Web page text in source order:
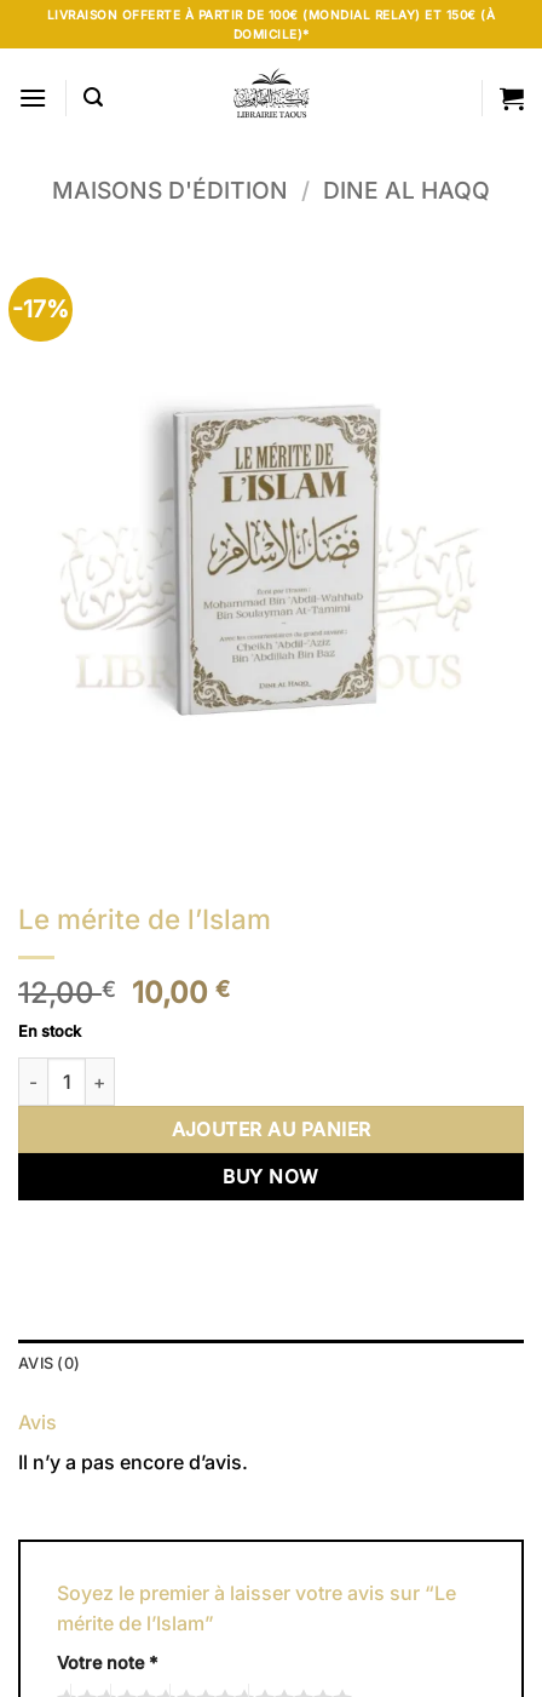
Passer
au
contenu
LIVRAISON OFFERTE À PARTIR DE 100€ (MONDIAL RELAY) ET 150€ (À
DOMICILE)*
MAISONS D'ÉDITION / DINE AL HAQQ
-17%
Le mérite de l’Islam
12,00€
Le
prix
12,00 €.
10,00€Le
10,00 €.
En stock
quantité de Le mérite de l’Islam
AJOUTER AU PANIER
BUY NOW
AVIS (0)
Avis
Il n’y a pas encore d’avis.
Soyez le premier à laisser votre avis sur “Le
mérite de l’Islam”
Votre note *